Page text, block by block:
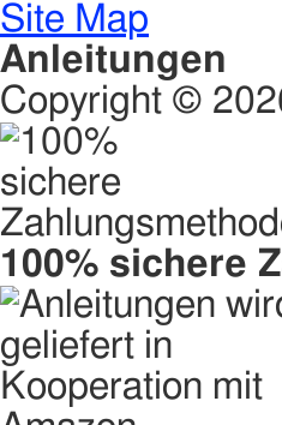
Site Map
Anleitungen
Copyright ©
100% sichere